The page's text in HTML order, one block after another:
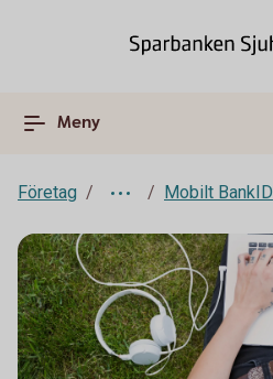
Meny
Företag Mobilt BankID